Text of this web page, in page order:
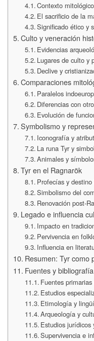
Contexto
El sacrificio de la
Significado ético y
Culto y veneración
Evidencias
Lugares de culto y
Declive y
Comparaciones
Paralelos
Diferencias con
Evolución de
Symbolismo y
Iconografía y
La runa Tyr y
Animales y
Tyr en el Ragnarök
Profecías y destino
Simbolismo del
Renovación post-
Legado e influencia
Impacto en
Pervivencia en
Influencia en
Resumen: Tyr como
Fuentes y
Fuentes primarias
Estudios
Etimología y
Arqueología y
Estudios jurídicos
Supervivencia e